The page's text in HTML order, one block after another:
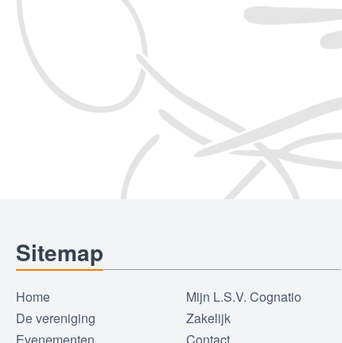
Sitemap
Home
De vereniging
Mijn L.S.V. Cognatio
Zakelijk